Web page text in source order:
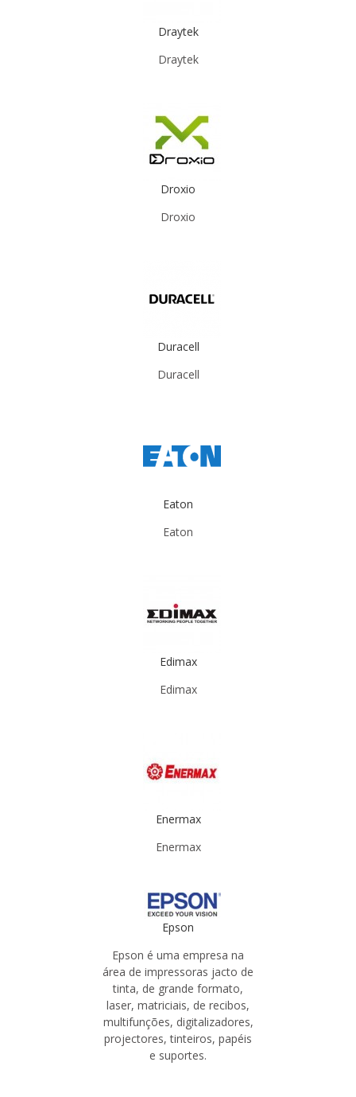
Draytek
Draytek
Droxio
Droxio
Duracell
Duracell
Eaton
Eaton
Edimax
Edimax
Enermax
Enermax
Epson
Epson é uma empresa na
área de impressoras jacto de
tinta, de grande formato,
laser, matriciais, de recibos,
multifunções, digitalizadores,
projectores, tinteiros, papéis
e suportes.